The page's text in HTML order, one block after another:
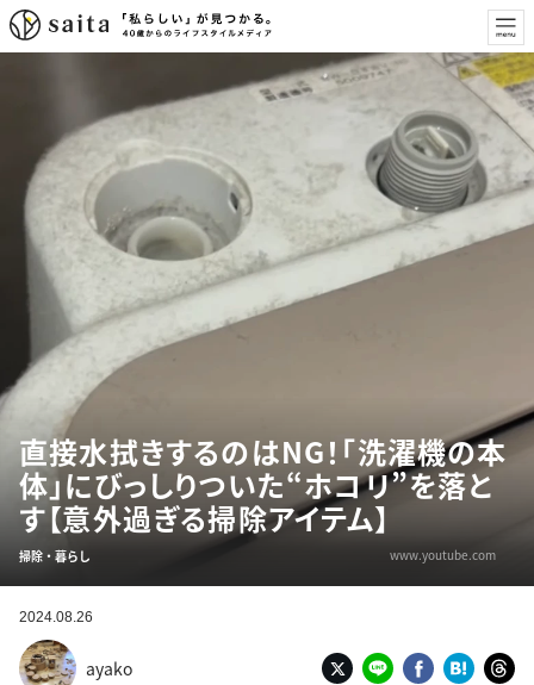
直接水拭きするのはNG！「洗濯機の本
体」にびっしりついた“ホコリ”を落と
す【意外過ぎる掃除アイテム】
掃除・暮らし www.youtube.com
2024.08.26
ayako